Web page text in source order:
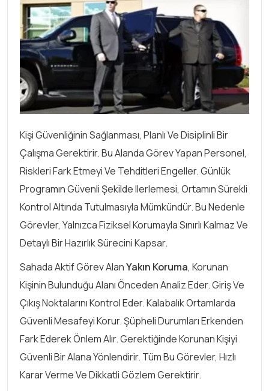
Kişi Güvenliğinin Sağlanması, Planlı Ve Disiplinli Bir
Çalışma Gerektirir. Bu Alanda Görev Yapan Personel,
Riskleri Fark Etmeyi Ve Tehditleri Engeller. Günlük
Programın Güvenli Şekilde Ilerlemesi, Ortamın Sürekli
Kontrol Altında Tutulmasıyla Mümkündür. Bu Nedenle
Görevler, Yalnızca Fiziksel Korumayla Sınırlı Kalmaz Ve
Detaylı Bir Hazırlık Sürecini Kapsar.
Sahada Aktif Görev AlanYakın Koruma, Korunan
Kişinin Bulunduğu Alanı Önceden Analiz Eder. Giriş Ve
Çıkış Noktalarını Kontrol Eder. Kalabalık Ortamlarda
Güvenli Mesafeyi Korur. Şüpheli Durumları Erkenden
Fark Ederek Önlem Alır. Gerektiğinde Korunan Kişiyi
Güvenli Bir Alana Yönlendirir. Tüm Bu Görevler, Hızlı
Karar Verme Ve Dikkatli Gözlem Gerektirir.